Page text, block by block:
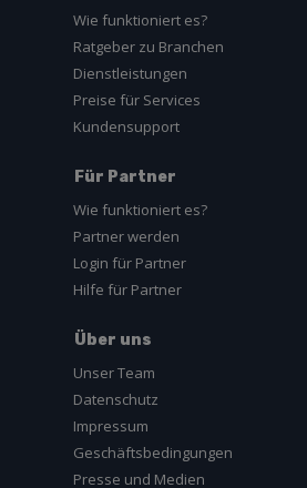
Wie funktioniert es?
Ratgeber zu Branchen
Dienstleistungen
Preise für Services
Kundensupport
Für Partner
Wie funktioniert es?
Partner werden
Login für Partner
Hilfe für Partner
Über uns
Unser Team
Datenschutz
Impressum
Geschäftsbedingungen
Presse und Medien